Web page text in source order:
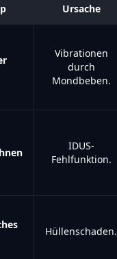
Ursache
Vibrationen
durch
Mondbeben.
IDUS-
Fehlfunktion.
Hüllenschaden.